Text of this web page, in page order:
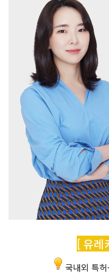
[ 유레
국내외 특허